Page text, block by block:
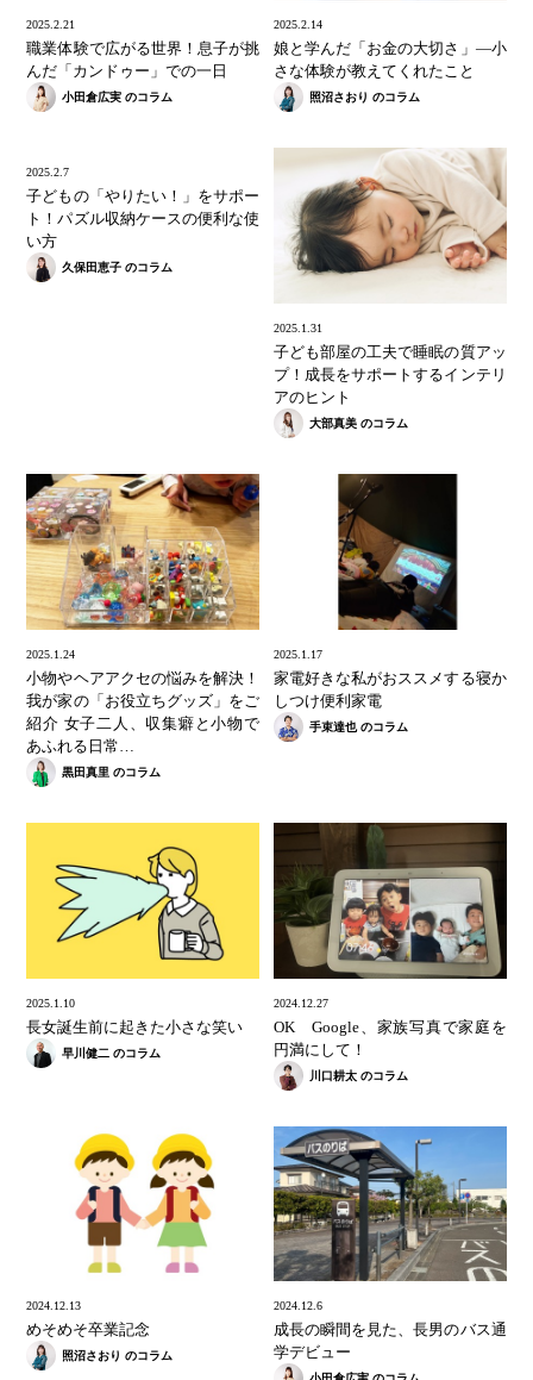
2025.2.21
職業体験で広がる世界！息子が挑
んだ「カンドゥー」での一日
小田倉広実 のコラム
2025.2.14
娘と学んだ「お金の大切さ」—小
さな体験が教えてくれたこと
照沼さおり のコラム
2025.2.7
子どもの「やりたい！」をサポー
ト！パズル収納ケースの便利な使
い方
久保田恵子 のコラム
2025.1.31
子ども部屋の工夫で睡眠の質アッ
プ！成長をサポートするインテリ
アのヒント
大部真美 のコラム
2025.1.24
小物やヘアアクセの悩みを解決！
我が家の「お役立ちグッズ」をご
紹介 女子二人、収集癖と小物で
あふれる日常…
黒田真里 のコラム
2025.1.17
家電好きな私がおススメする寝か
しつけ便利家電
手束達也 のコラム
2025.1.10
長女誕生前に起きた小さな笑い
早川健二 のコラム
2024.12.27
OK Google、家族写真で家庭を
円満にして！
川口耕太 のコラム
2024.12.13
めそめそ卒業記念
照沼さおり のコラム
2024.12.6
成長の瞬間を見た、長男のバス通
学デビュー